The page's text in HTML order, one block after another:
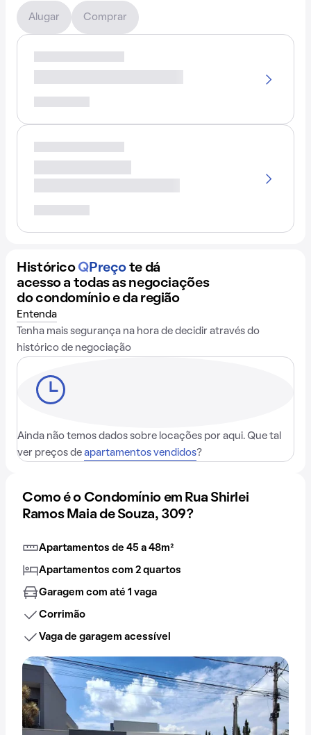
Alugar Comprar
Histórico QPreço te dá
acesso a todas as negociações
do condomínio e da região
Entenda
Tenha mais segurança na hora de decidir através do
histórico de negociação
Ainda não temos dados sobre locações por aqui. Que tal
ver preços de apartamentos vendidos?
Como é o Condomínio em Rua Shirlei
Ramos Maia de Souza, 309?
Apartamentos de 45 a 48m²
Apartamentos com 2 quartos
Garagem com até 1 vaga
Corrimão
Vaga de garagem acessível